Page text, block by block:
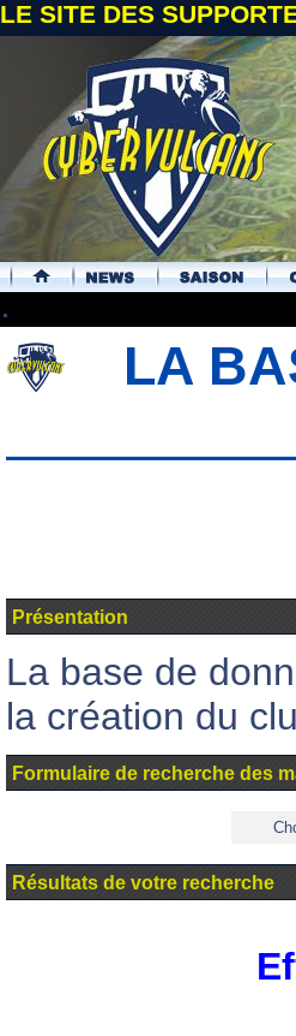
LE SITE DES
.
LA
Présentation
La base de
la création du
Formulaire de recherche des
Résultats de votre recherche